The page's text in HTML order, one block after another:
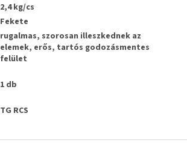
2,4 kg/cs
Fekete
rugalmas, szorosan illeszkednek az
elemek, erős, tartós godozásmentes
felület
1 db
TG RCS